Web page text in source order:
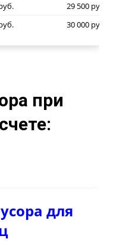
29 500 руб.
30 000 руб.
при
для